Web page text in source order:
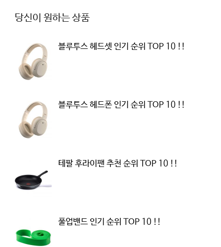
당신이 원하는 상품
블루투스 헤드셋 인기 순위 TOP 10 !!
블루투스 헤드폰 인기 순위 TOP 10 !!
테팔 후라이팬 추천 순위 TOP 10 !!
풀업밴드 인기 순위 TOP 10 !!